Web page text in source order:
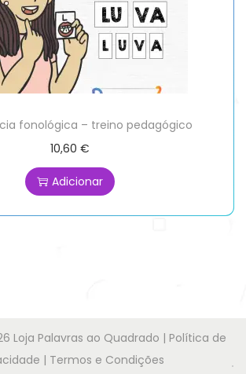
fonológica – treino pedagógico
10,60 €
Adicionar
Loja Palavras ao Quadrado | Política de
| Termos e Condições